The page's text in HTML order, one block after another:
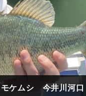
ケムシ 今井川河口